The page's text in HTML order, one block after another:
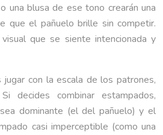
una blusa de ese tono crearán una
que el pañuelo brille sin competir.
que se siente intencionada y
con la escala de los patrones,
decides combinar estampados,
dominante (el del pañuelo) y el
casi imperceptible (como una